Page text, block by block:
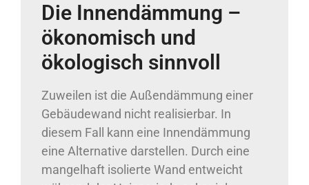
Die Innendämmung –
ökonomisch und
ökologisch sinnvoll
Zuweilen ist die Außendämmung einer
Gebäudewand nicht realisierbar. In
diesem Fall kann eine Innendämmung
eine Alternative darstellen. Durch eine
mangelhaft isolierte Wand entweicht